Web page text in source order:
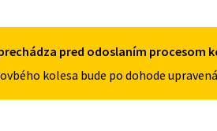
pred odoslaním procesom
kolesa bude po dohode